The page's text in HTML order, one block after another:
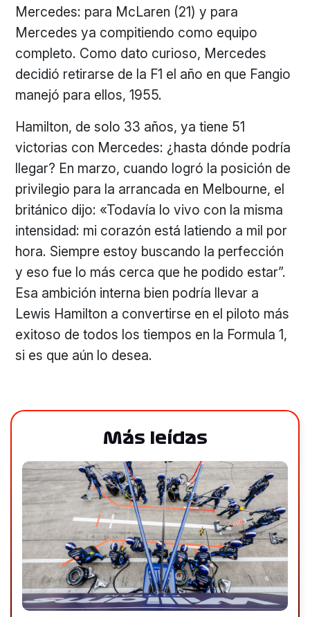
Mercedes: para McLaren (21) y para
Mercedes ya compitiendo como equipo
completo. Como dato curioso, Mercedes
decidió retirarse de la F1 el año en que Fangio
manejó para ellos, 1955.
Hamilton, de solo 33 años, ya tiene 51
victorias con Mercedes: ¿hasta dónde podría
llegar? En marzo, cuando logró la posición de
privilegio para la arrancada en Melbourne, el
británico dijo: «Todavía lo vivo con la misma
intensidad: mi corazón está latiendo a mil por
hora. Siempre estoy buscando la perfección
y eso fue lo más cerca que he podido estar”.
Esa ambición interna bien podría llevar a
Lewis Hamilton a convertirse en el piloto más
exitoso de todos los tiempos en la Formula 1,
si es que aún lo desea.
Más leídas